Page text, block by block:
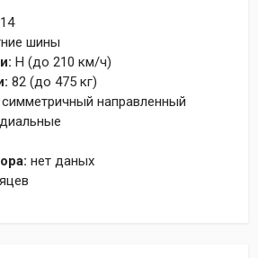
шины
H (до 210 км/ч)
82 (до 475 кг)
симметричный направленный
нет даных